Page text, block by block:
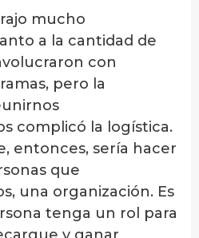
mucho
a la cantidad de
con
pero la
complicó la logística.
entonces, sería hacer
que
una organización. Es
tenga un rol para